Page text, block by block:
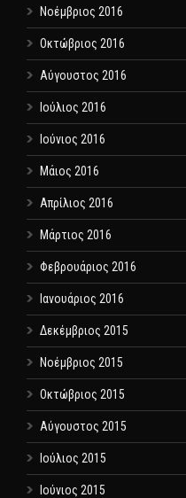
Νοέμβριος 2016
Οκτώβριος 2016
Αύγουστος 2016
Ιούλιος 2016
Ιούνιος 2016
Μάιος 2016
Απρίλιος 2016
Μάρτιος 2016
Φεβρουάριος 2016
Ιανουάριος 2016
Δεκέμβριος 2015
Νοέμβριος 2015
Οκτώβριος 2015
Αύγουστος 2015
Ιούλιος 2015
Ιούνιος 2015